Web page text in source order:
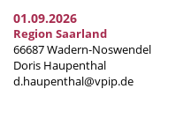
01.09.2026
Region Saarland
66687 Wadern-Noswendel
Doris Haupenthal
d.haupenthal@vpip.de